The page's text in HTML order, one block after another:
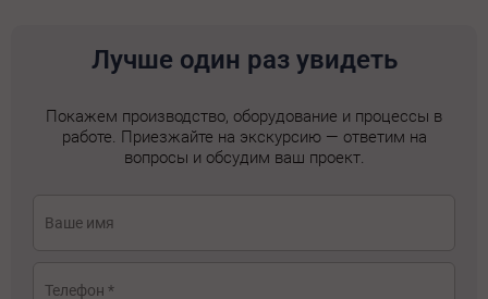
Лучше один раз увидеть
Покажем производство, оборудование и процессы в
работе. Приезжайте на экскурсию — ответим на
вопросы и обсудим ваш проект.